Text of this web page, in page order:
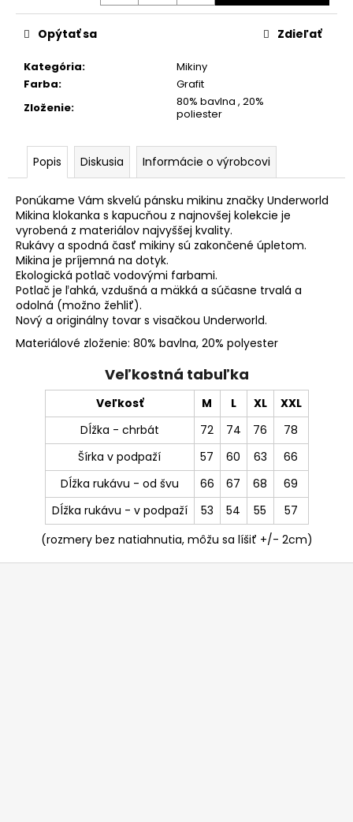
Kategória:
Mikiny
Farba:
Grafit
Zloženie:
80% bavlna , 20%
poliester
Opýtať sa Zdieľať
Popis Diskusia Informácie o výrobcovi
Ponúkame Vám skvelú pánsku mikinu značky Underworld
Mikina klokanka s kapucňou z najnovšej kolekcie je
vyrobená z materiálov najvyššej kvality.
Rukávy a spodná časť mikiny sú zakončené úpletom.
Mikina je príjemná na dotyk.
Ekologická potlač vodovými farbami.
Potlač je ľahká, vzdušná a mäkká a súčasne trvalá a
odolná (možno žehliť).
Nový a originálny tovar s visačkou Underworld.
Materiálové zloženie: 80% bavlna, 20% polyester
Veľkostná tabuľka
Veľkosť M L XL
XXL
Dĺžka - chrbát
72 74 76
78
Šírka v podpaží
57 60 63
66
Dĺžka rukávu - od švu
66 67 68
69
Dĺžka rukávu - v podpaží
53 54 55
57
(rozmery bez natiahnutia, môžu sa líšiť +/- 2cm)
Z